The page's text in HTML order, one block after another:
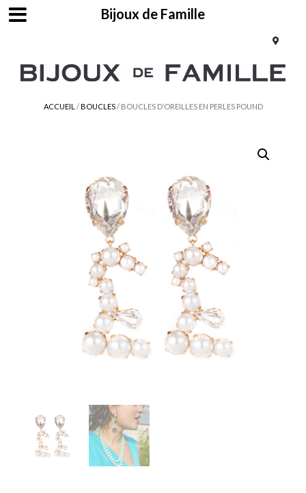
ACCUEIL /BOUCLES/ BOUCLES D’OREILLES EN PERLES POUND
Bijoux de Famille